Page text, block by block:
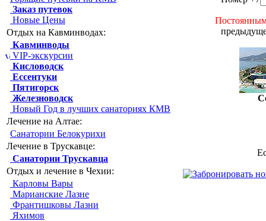
Заказ путевок
Новые Цены
Отдых на Кавминводах:
Кавминводы
VIP-экскурсии
Кисловодск
Ессентуки
Пятигорск
Железноводск
Новый Год в лучших санаториях КМВ
Лечение на Алтае:
Санатории Белокурихи
Лечение в Трускавце:
Санатории Трускавца
Отдых и лечение в Чехии:
Карловы Вары
Марианские Лазне
Франтишковы Лазни
Яхимов